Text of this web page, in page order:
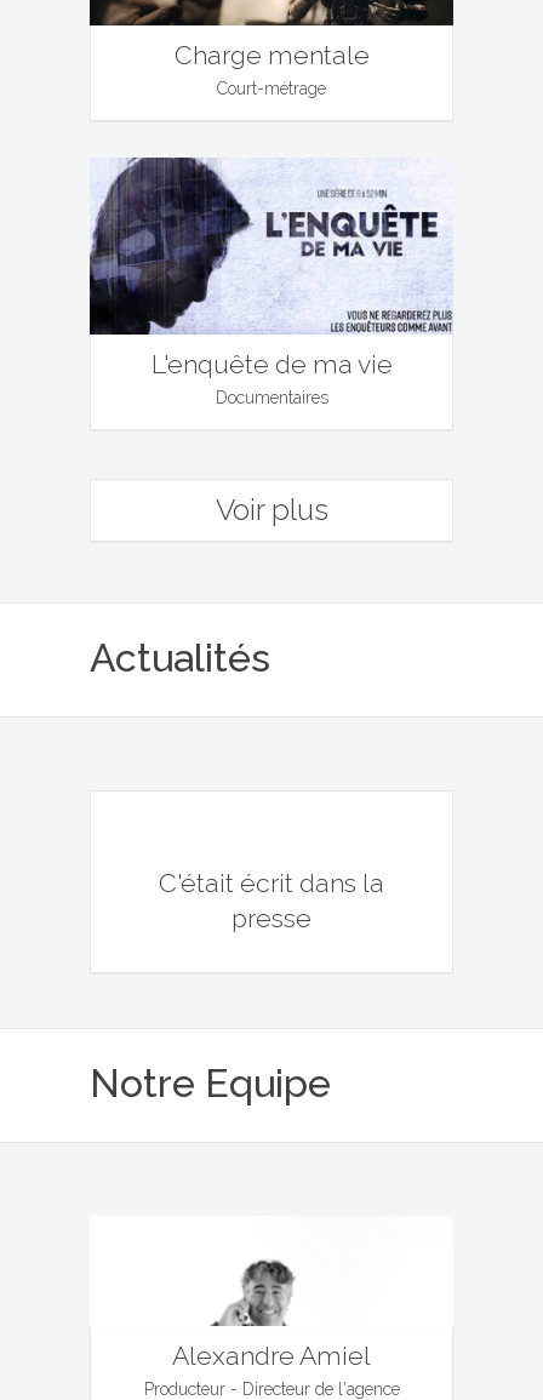
Charge mentale
Court-métrage
L'enquête de ma vie
Documentaires
Voir plus
Actualités
C'était écrit dans la
presse
Notre Equipe
Alexandre Amiel
Producteur - Directeur de l'agence